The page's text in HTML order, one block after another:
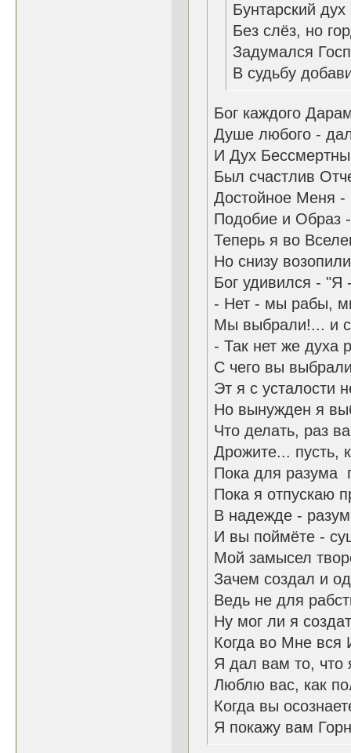
Бунтарский
Без слёз, но
Задумался
В судьбу
Бог каждого
Душе любого -
И Дух
Был счастлив
Достойное Меня -
Подобие и Образ
Теперь я во
Но снизу
Бог удивился -
- Нет - мы рабы,
Мы выбрали!... и
- Так нет же духа
С чего вы
Эт я с усталости
Но вынужден я
Что делать, раз
Дрожите... пусть,
Пока для разума
Пока я отпускаю
В надежде -
И вы поймёте -
Мой замысел
Зачем создал и
Ведь не для
Ну мог ли я
Когда во Мне вся
Я дал вам то,
Люблю вас, как
Когда вы
Я покажу вам